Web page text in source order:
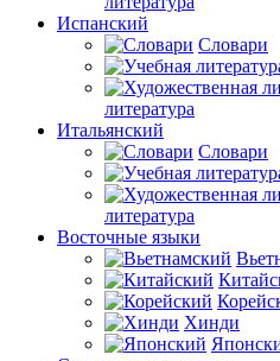
Испанский
Словари
литература
Итальянский
Словари
литература
Восточные языки
Хинди